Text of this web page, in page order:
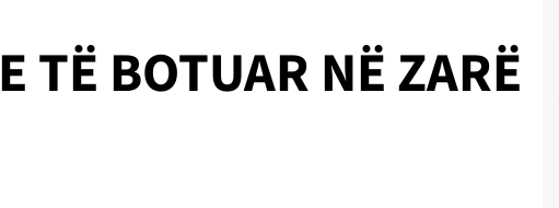
TË BOTUAR NË ZARË